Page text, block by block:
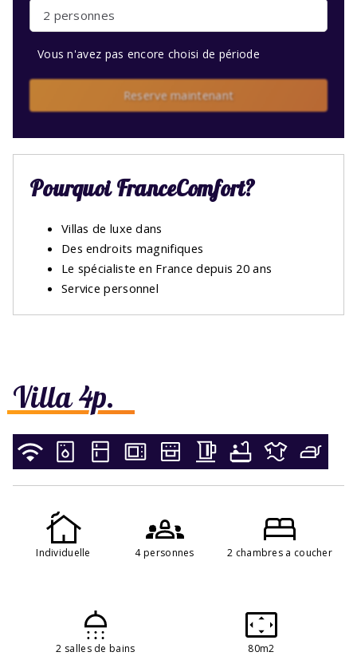
Villa 4p.
Individuelle 4 personnes 2 chambres a coucher
2 salles de bains 80m2
2 personnes
Vous n'avez pas encore choisi de période
Reserve maintenant
Pourquoi FranceComfort?
Villas de luxe dans
Des endroits magnifiques
Le spécialiste en France depuis 20 ans
Service personnel